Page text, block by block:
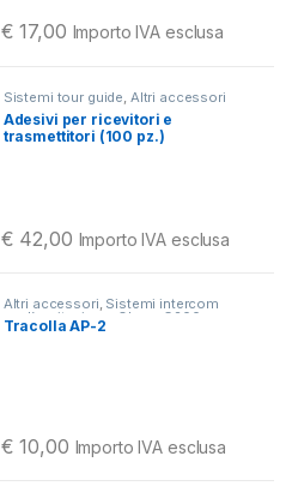
€ 17,00 Importo IVA esclusa
Sistemi tour guide Altri accessori
Adesivi per ricevitori e
trasmettitori (100 pz.)
€ 42,00 Importo IVA esclusa
Questo prodotto ha più varianti. Le
Altri accessori, Sistemi intercom
per l’equitazione Okayo C200
Tracolla AP-2
€ 10,00 Importo IVA esclusa